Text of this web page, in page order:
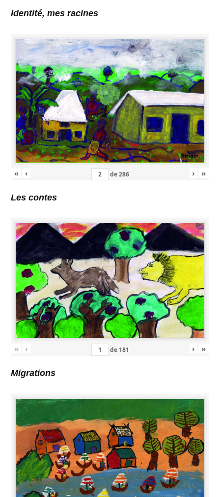
Identité, mes racines
« ‹ de286 › »
Les contes
« ‹ de 181 › »
Migrations